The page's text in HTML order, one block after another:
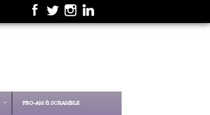
PRO-AM & SCRAMBLE